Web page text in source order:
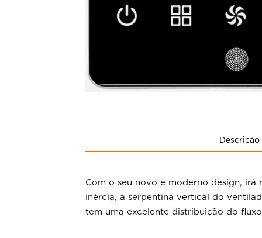
Descrição
Com o seu novo e moderno design,
inércia, a serpentina vertical do
tem uma excelente distribuição do